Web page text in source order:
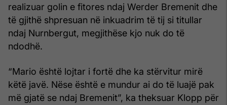
realizuar golin e fitores ndaj Werder Bremenit dhe
të gjithë shpresuan në inkuadrim të tij si titullar
ndaj Nurnbergut, megjithëse kjo nuk do të
ndodhë.
“Mario është lojtar i fortë dhe ka stërvitur mirë
këtë javë. Nëse është e mundur ai do të luajë pak
më gjatë se ndaj Bremenit”, ka theksuar Klopp për